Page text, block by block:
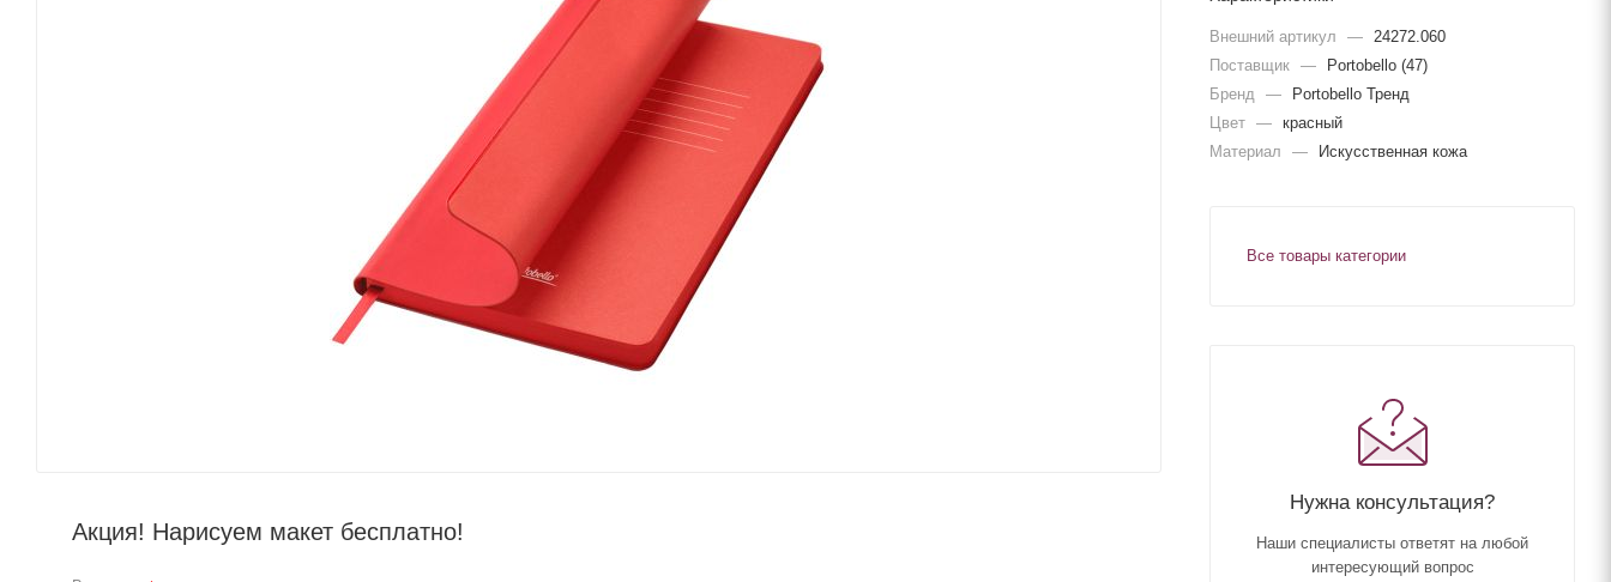
Акция! Нарисуем макет бесплатно!
Внешний артикул —
24272.060
Поставщик —
Portobello (47)
Бренд
—
Portobello Тренд
Цвет — красный
Материал
— Искусственная кожа
Все товары категории
Нужна консультация?
Наши специалисты ответят на любой
интересующий вопрос